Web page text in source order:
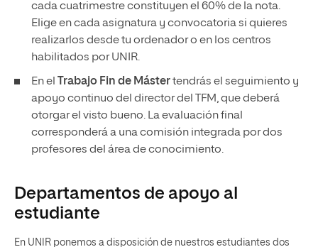
cada cuatrimestre constituyen el 60% de la nota.
Elige en cada asignatura y convocatoria si quieres
realizarlos desde tu ordenador o en los centros
habilitados por UNIR.
En el Trabajo Fin de Mástertendrás el seguimiento y
apoyo continuo del director del TFM, que deberá
otorgar el visto bueno. La evaluación final
corresponderá a una comisión integrada por dos
profesores del área de conocimiento.
Departamentos de apoyo al
estudiante
En UNIR ponemos a disposición de nuestros estudiantes dos